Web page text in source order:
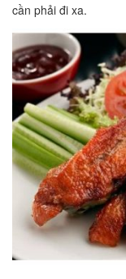
cần phải đi xa.